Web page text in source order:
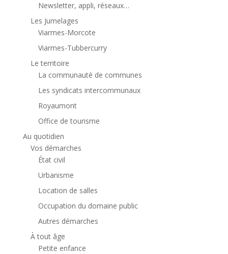
Newsletter, appli, réseaux…
Les Jumelages
Viarmes-Morcote
Viarmes-Tubbercurry
Le territoire
La communauté de communes
Les syndicats intercommunaux
Royaumont
Office de tourisme
Au quotidien
Vos démarches
État civil
Urbanisme
Location de salles
Occupation du domaine public
Autres démarches
À tout âge
Petite enfance